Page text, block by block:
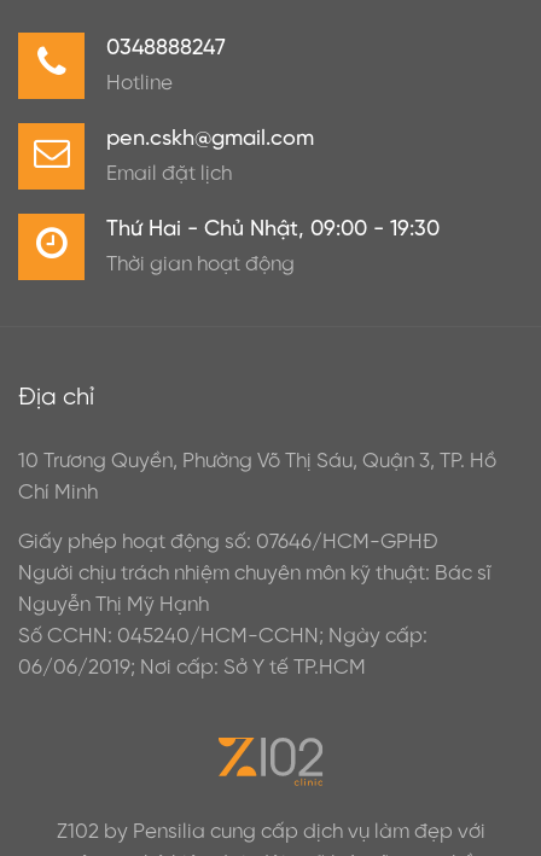
0348888247
Hotline
pen.cskh@gmail.com
Email đặt lịch
Thứ Hai - Chủ Nhật, 09:00 - 19:30
Thời gian hoạt động
Địa chỉ
10 Trương Quyền, Phường Võ Thị Sáu, Quận 3, TP. Hồ
Chí Minh
Giấy phép hoạt động số: 07646/HCM-GPHĐ
Người chịu trách nhiệm chuyên môn kỹ thuật: Bác sĩ
Nguyễn Thị Mỹ Hạnh
Số CCHN: 045240/HCM-CCHN; Ngày cấp:
06/06/2019; Nơi cấp: Sở Y tế TP.HCM
Z102 by Pensilia cung cấp dịch vụ làm đẹp với